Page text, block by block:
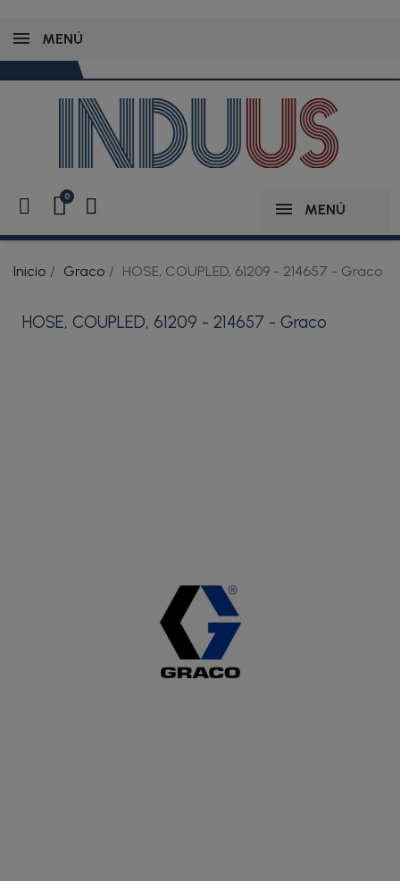
MENÚ
MENÚ
Inicio Graco HOSE, COUPLED, 61209 - 214657 - Graco
HOSE, COUPLED, 61209 - 214657 - Graco